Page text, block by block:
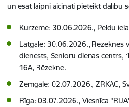
un esat laipni aicināti pieteikt dalību
Kurzeme: 30.06.2026., Peldu
Latgale: 30.06.2026., Rēzeknes
dienests, Senioru dienas centrs,
16A, Rēzekne.
Zemgale: 02.07.2026., ZRKAC,
Rīga: 03.07.2026., Viesnīca